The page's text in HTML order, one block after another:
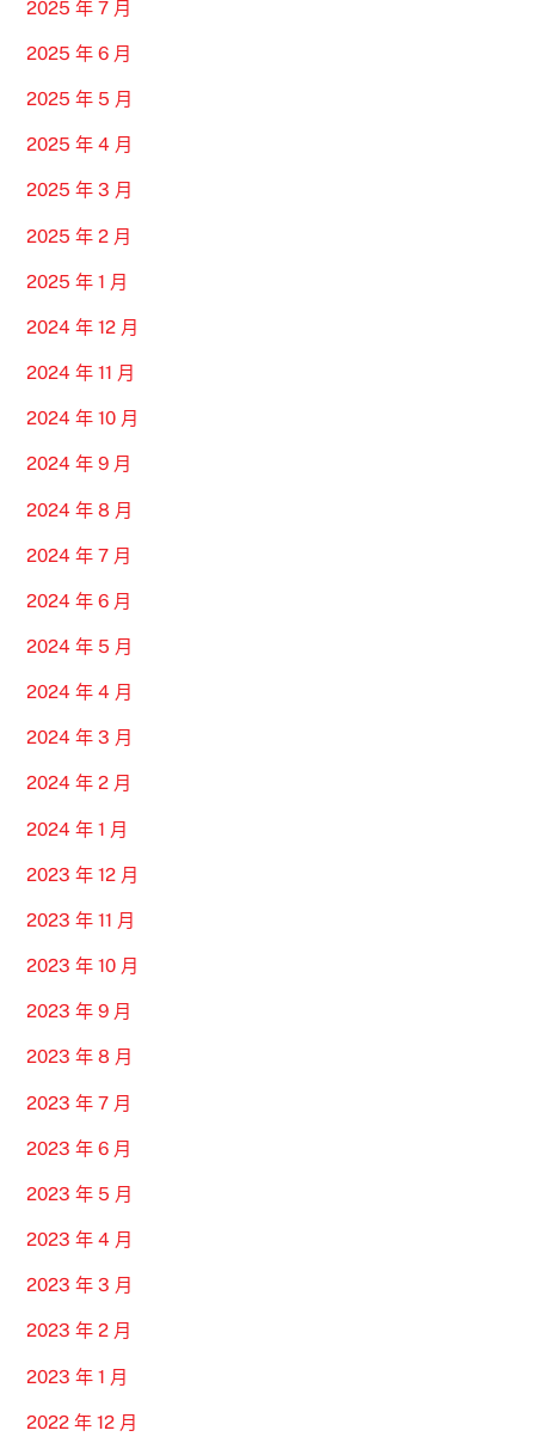
2025 年 7 月
2025 年 6 月
2025 年 5 月
2025 年 4 月
2025 年 3 月
2025 年 2 月
2025 年 1 月
2024 年 12 月
2024 年 11 月
2024 年 10 月
2024 年 9 月
2024 年 8 月
2024 年 7 月
2024 年 6 月
2024 年 5 月
2024 年 4 月
2024 年 3 月
2024 年 2 月
2024 年 1 月
2023 年 12 月
2023 年 11 月
2023 年 10 月
2023 年 9 月
2023 年 8 月
2023 年 7 月
2023 年 6 月
2023 年 5 月
2023 年 4 月
2023 年 3 月
2023 年 2 月
2023 年 1 月
2022 年 12 月